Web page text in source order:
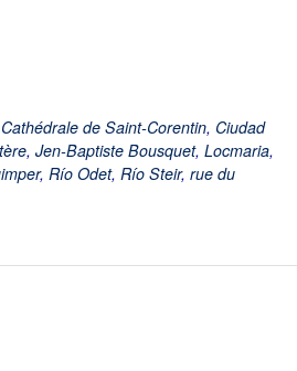
Cathédrale de Saint-Corentin, Ciudad
, Jen-Baptiste Bousquet, Locmaria,
, Río Odet, Río Steir, rue du